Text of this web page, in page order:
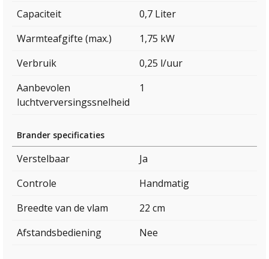
Capaciteit
0,7 Liter
Warmteafgifte (max.)
1,75 kW
Verbruik
0,25 l/uur
Aanbevolen
luchtverversingssnelheid
1
Brander specificaties
Verstelbaar
Ja
Controle
Handmatig
Breedte van de vlam
22 cm
Afstandsbediening
Nee